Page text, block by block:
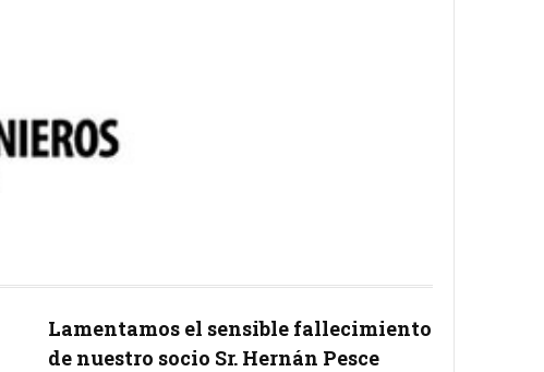
Lamentamos el sensible fallecimiento
de nuestro socio Sr. Hernán Pesce